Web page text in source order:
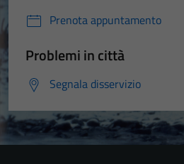
Prenota appuntamento
Problemi in città
Segnala disservizio